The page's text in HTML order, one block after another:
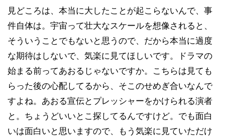
見どころは、本当に大したことが起こらないんで、事
件自体は。宇宙って壮大なスケールを想像されると、
そういうことでもないと思うので、だから本当に過度
な期待はしないで、気楽に見てほしいです。ドラマの
始まる前ってあおるじゃないですか。こちらは見ても
らった後の心配してるから、そこのせめぎ合いなんで
すよね。あおる宣伝とプレッシャーをかけられる演者
と。ちょうどいいとこ探してるんですけど。でも面白
いは面白いと思いますので、もう気楽に見ていただけ